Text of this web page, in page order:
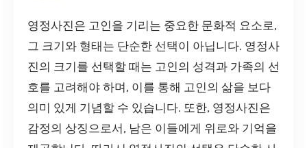
영정사진은 고인을 기리는 중요한 문화적 요소로,
그 크기와 형태는 단순한 선택이 아닙니다. 영정사
진의 크기를 선택할 때는 고인의 성격과 가족의 선
호를 고려해야 하며, 이를 통해 고인의 삶을 보다
의미 있게 기념할 수 있습니다. 또한, 영정사진은
감정의 상징으로서, 남은 이들에게 위로와 기억을